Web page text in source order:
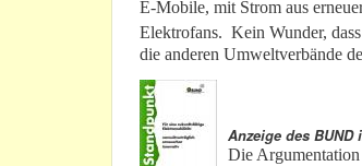
E-Mobile, mit Strom aus
Elektrofans. Kein Wunder,
die anderen Umweltverbände
Anzeige des BUND
Die